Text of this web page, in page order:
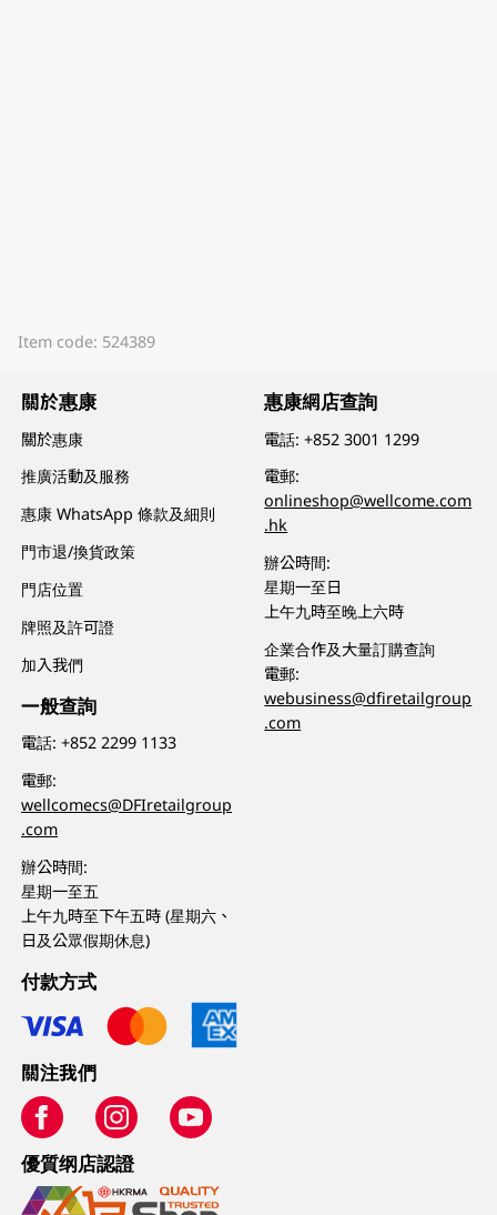
Item code: 524389
關於惠康
關於惠康
推廣活動及服務
惠康 WhatsApp 條款及細則
門市退/換貨政策
門店位置
牌照及許可證
加入我們
一般查詢
電話:+852 2299 1133
電郵:
wellcomecs@DFIretailgroup
.com
辦公時間:
星期一至五
上午九時至下午五時 (星期六、
日及公眾假期休息)
惠康網店查詢
電話:+852 3001 1299
電郵:
onlineshop@wellcome.com
.hk
辦公時間:
星期一至日
上午九時至晚上六時
企業合作及大量訂購查詢
電郵:
webusiness@dfiretailgroup
.com
付款方式
關注我們
優質纲店認證